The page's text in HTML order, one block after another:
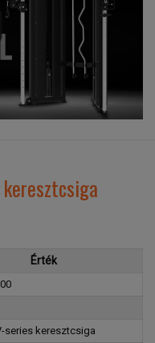
Érték
series keresztcsiga